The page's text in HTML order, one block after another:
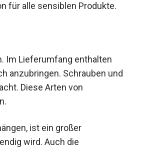
für alle sensiblen Produkte.
Im Lieferumfang enthalten
anzubringen. Schrauben und
Diese Arten von
ist ein großer
wird. Auch die